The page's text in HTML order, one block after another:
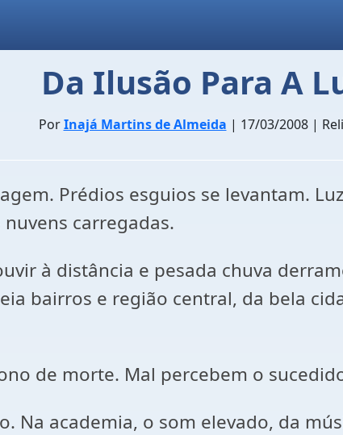
Da Ilusão Para A
PorInajá Martins de Almeida | 17/03/2008 |
Prédios esguios se levantam.
carregadas.
à distância e pesada chuva
bairros e região central, da bela
de morte. Mal percebem o
Na academia, o som elevado, da